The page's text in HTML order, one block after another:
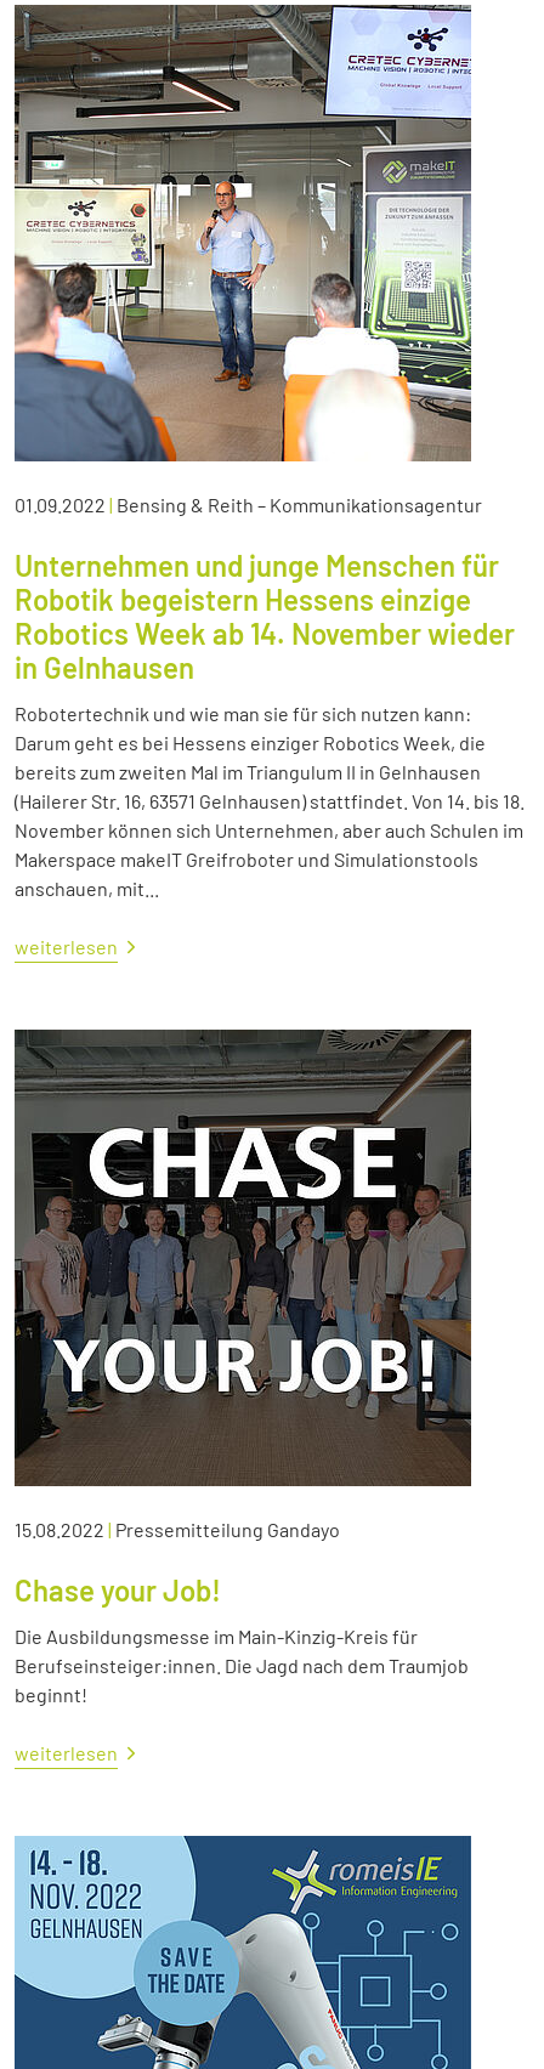
01.09.2022 | Bensing & Reith – Kommunikationsagentur
Unternehmen und junge Menschen für
Robotik begeistern Hessens einzige
Robotics Week ab 14. November wieder
in Gelnhausen
Robotertechnik und wie man sie für sich nutzen kann:
Darum geht es bei Hessens einziger Robotics Week, die
bereits zum zweiten Mal im Triangulum II in Gelnhausen
(Hailerer Str. 16, 63571 Gelnhausen) stattfindet. Von 14. bis 18.
November können sich Unternehmen, aber auch Schulen im
Makerspace makeIT Greifroboter und Simulationstools
anschauen, mit...
weiterlesen
15.08.2022 | Pressemitteilung Gandayo
Chase your Job!
Die Ausbildungsmesse im Main-Kinzig-Kreis für
Berufseinsteiger:innen. Die Jagd nach dem Traumjob
beginnt!
weiterlesen